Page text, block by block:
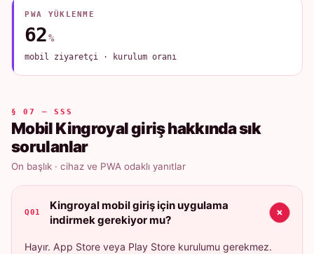
PWA YÜKLENME
62%
mobil ziyaretçi · kurulum oranı
§ 07 — SSS
Mobil Kingroyal giriş hakkında sık
sorulanlar
On başlık · cihaz ve PWA odaklı yanıtlar
Q01
Kingroyal mobil giriş için uygulama
indirmek gerekiyor mu?
+
Hayır. App Store veya Play Store kurulumu gerekmez.